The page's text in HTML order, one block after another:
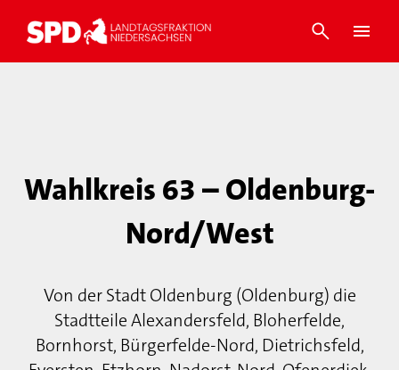
Wahlkreis 63 – Oldenburg-
Nord/West
Von der Stadt Oldenburg (Oldenburg) die
Stadtteile Alexandersfeld, Bloherfelde,
Bornhorst, Bürgerfelde-Nord, Dietrichsfeld,